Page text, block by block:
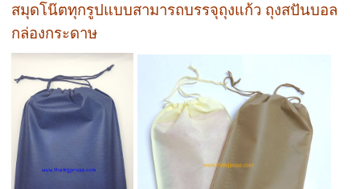
สมุดโน๊ตทุกรูปแบบสามารถบรรจุถุงแก้ว ถุงสปันบอล
กล่องกระดาษ